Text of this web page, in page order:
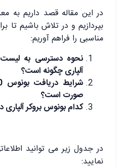
در این مقاله قصد داریم به
بپردازیم و در تلاش باشیم تا
مناسبی را فراهم آوریم:
نحوه دسترسی به
آلپاری چگونه است؟
صورت است؟
کدام بونوس بروکر
در جدول زیر می توانید
نمایید: